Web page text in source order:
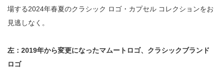
場する2024年春夏のクラシック ロゴ・カプセル コレクションをお
見逃しなく。
左：2019年から変更になったマムートロゴ、クラシックブランド
ロゴ